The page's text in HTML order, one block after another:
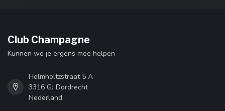
Club Champagne
Kunnen we je ergens mee helpen
Helmholtzstraat 5 A
3316 GJ Dordrecht
Nederland